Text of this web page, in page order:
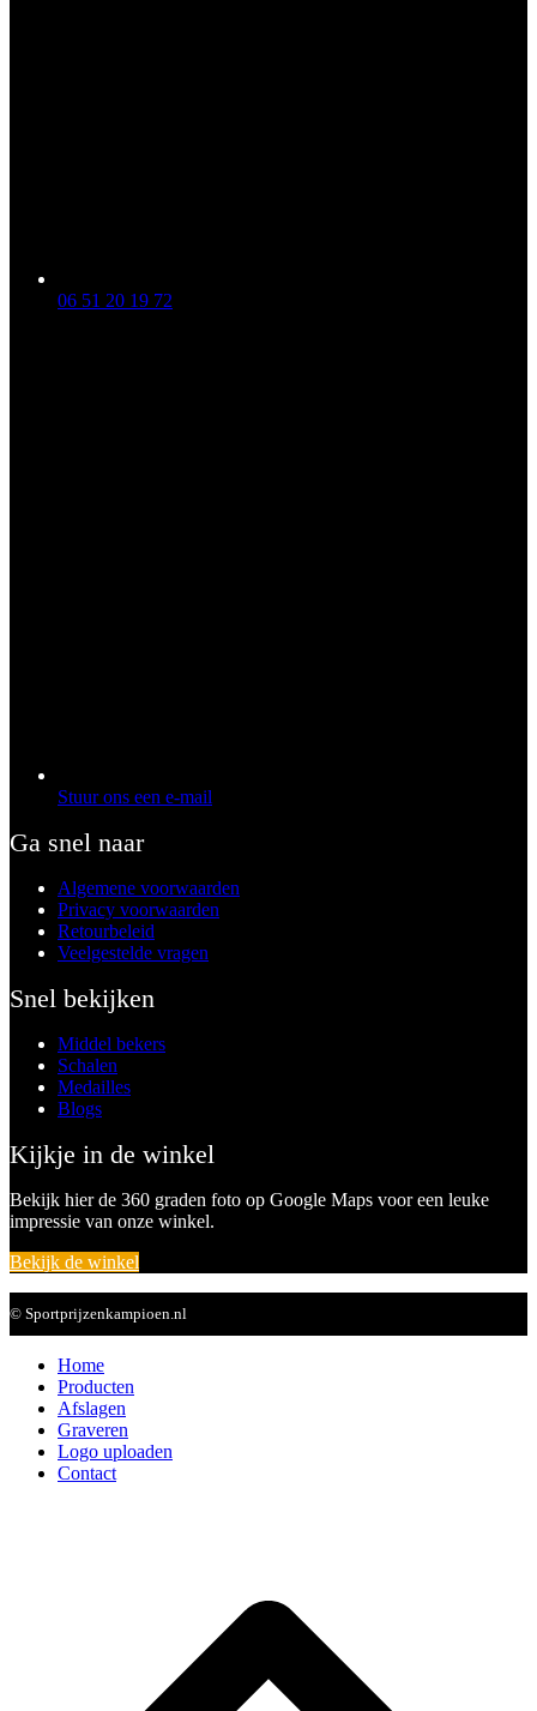
06 51 20 19 72
Stuur ons een e-mail
Ga snel naar
Algemene voorwaarden
Privacy voorwaarden
Retourbeleid
Veelgestelde vragen
Snel bekijken
Middel bekers
Schalen
Medailles
Blogs
Kijkje in de winkel
Bekijk hier de 360 graden foto op Google Maps voor een leuke
impressie van onze winkel.
Bekijk de winkel
© Sportprijzenkampioen.nl
Home
Producten
Afslagen
Graveren
Logo uploaden
Contact